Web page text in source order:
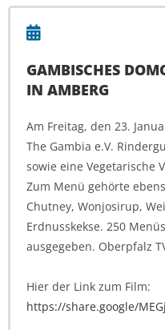
GAMBISCHES
IN AMBERG
Am Freitag, den 23.
The Gambia e.V.
sowie eine Vegetarische
Zum Menü gehörte
Chutney, Wonjosirup,
Erdnusskekse. 250
ausgegeben. Oberpfalz
Hier der Link zum Film:
https://share.google/